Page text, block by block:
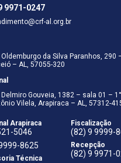
9971-0247
al.org.br
Oldemburgo da Silva Paranhos, 290
– AL, 57055-320
Delmiro Gouveia, 1382 – sala 01 –
Vilela, Arapiraca – AL, 57312-
Arapiraca
5046
8625
Técnica
Fiscalização
(82) 9 9999-
Recepção
(82) 9 9971-